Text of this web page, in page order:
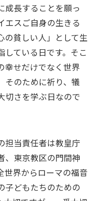
成長することを願っ
エスご自身の生きる
の貧しい人」として生
している日です。そこ
幸せだけでなく世界
そのために祈り、犠
切さを学ぶ日なので
担当責任者は教皇庁
、東京教区の門間神
世界からローマの福音
子どもたちのための